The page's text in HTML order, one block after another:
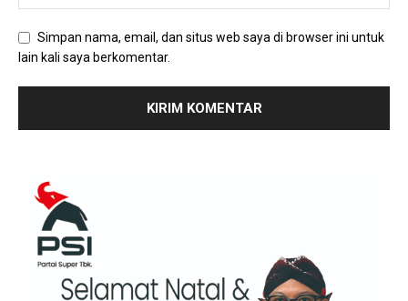
Simpan nama, email, dan situs web saya di browser ini untuk
lain kali saya berkomentar.